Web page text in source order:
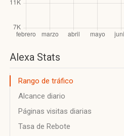
Alexa Stats
Rango de tráfico
Alcance diario
Páginas visitas diarias
Tasa de Rebote